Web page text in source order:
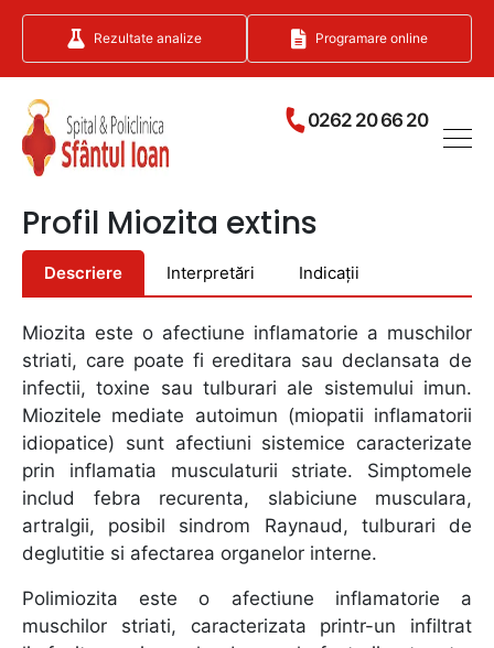
0262 20 66 20
Rezultate analize Programare online
Profil Miozita extins
Descriere Interpretări Indicații
Miozita este o afectiune inflamatorie a muschilor
striati, care poate fi ereditara sau declansata de
infectii, toxine sau tulburari ale sistemului imun.
Miozitele mediate autoimun (miopatii inflamatorii
idiopatice) sunt afectiuni sistemice caracterizate
prin inflamatia musculaturii striate. Simptomele
includ febra recurenta, slabiciune musculara,
artralgii, posibil sindrom Raynaud, tulburari de
deglutitie si afectarea organelor interne.
Polimiozita este o afectiune inflamatorie a
muschilor striati, caracterizata printr-un infiltrat